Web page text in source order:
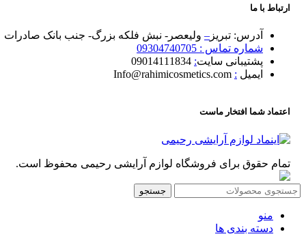
ارتباط با ما
آدرس: تبریز – ولیعصر- نبش فلکه بزرگ- جنب بانک صادرات
شماره تماس : 09304740705
پشتیبانی سایت:
ایمیل :
اعتماد شما افتخار ماست
تمام حقوق برای فروشگاه لوازم آرایشی رحیمی محفوظ است.
جستجو
منو
دسته بندی ها